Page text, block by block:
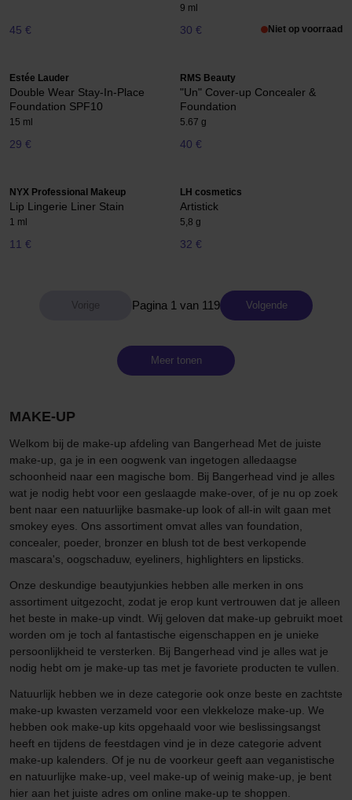
45 €
9 ml
30 € Niet op voorraad
Estée Lauder
Double Wear Stay-In-Place
Foundation SPF10
15 ml
29 €
RMS Beauty
"Un" Cover-up Concealer &
Foundation
5.67 g
40 €
NYX Professional Makeup
Lip Lingerie Liner Stain
1 ml
11 €
LH cosmetics
Artistick
5,8 g
32 €
Pagina 1 van 119 Volgende
Meer tonen
MAKE-UP
Welkom bij de make-up afdeling van Bangerhead Met de juiste
make-up, ga je in een oogwenk van ingetogen alledaagse
schoonheid naar een magische bom. Bij Bangerhead vind je alles
wat je nodig hebt voor een geslaagde make-over, of je nu op zoek
bent naar een natuurlijke basmake-up look of all-in wilt gaan met
smokey eyes. Ons assortiment omvat alles van foundation,
concealer, poeder, bronzer en blush tot de best verkopende
mascara's, oogschaduw, eyeliners, highlighters en lipsticks.
Onze deskundige beautyjunkies hebben alle merken in ons
assortiment uitgezocht, zodat je erop kunt vertrouwen dat je alleen
het beste in make-up vindt. Wij geloven dat make-up gebruikt moet
worden om je toch al fantastische eigenschappen en je unieke
persoonlijkheid te versterken. Bij Bangerhead vind je alles wat je
nodig hebt om je make-up tas met je favoriete producten te vullen.
Natuurlijk hebben we in deze categorie ook onze beste en zachtste
make-up kwasten verzameld voor een vlekkeloze make-up. We
hebben ook make-up kits opgehaald voor wie beslissingsangst
heeft en tijdens de feestdagen vind je in deze categorie advent
make-up kalenders. Of je nu de voorkeur geeft aan veganistische
en natuurlijke make-up, veel make-up of weinig make-up, je bent
hier aan het juiste adres om online make-up te shoppen.